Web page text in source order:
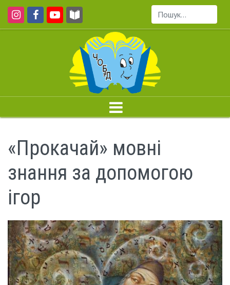
Пошук...
«Прокачай» мовні
знання за допомогою
ігор